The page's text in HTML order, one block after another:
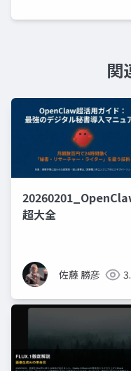
関
超大全
佐藤 勝彦